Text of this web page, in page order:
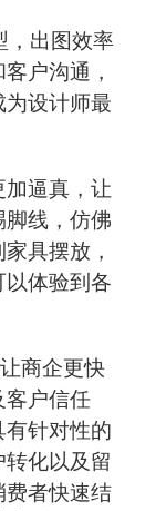
，出图效率
户沟通，
设计师最
逼真，让
脚线，仿佛
具摆放，
体验到各
商企更快
客户信任
针对性的
化以及留
费者快速结